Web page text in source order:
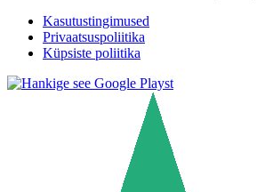
Kasutustingimused
Privaatsuspoliitika
Küpsiste poliitika